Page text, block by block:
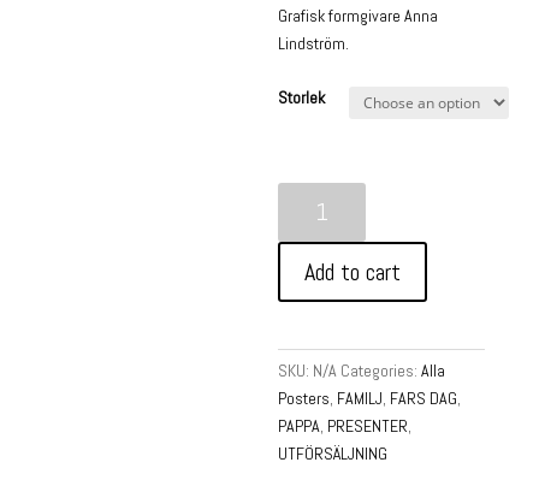
Grafisk formgivare Anna
Lindström.
Storlek
PAPPA
-
Poster
quantity
Add to cart
SKU: N/A Categories:Alla
Posters, FAMILJ, FARS DAG,
PAPPA, PRESENTER,
UTFÖRSÄLJNING